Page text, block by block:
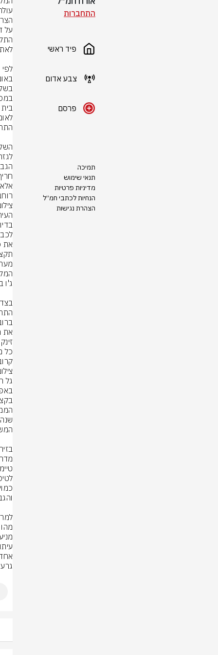
התחברות
פיד ראשי
צבע אדום
פרסם
תמיכה
תנאי שימוש
מדיניות פרטיות
הנחיות לכתבי חמ״ל
הצהרת נגישות